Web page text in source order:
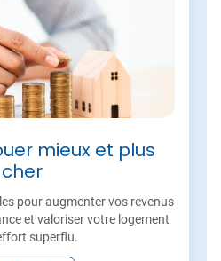
mieux et plus
cher
pour augmenter vos revenus
et valoriser votre logement
superflu.